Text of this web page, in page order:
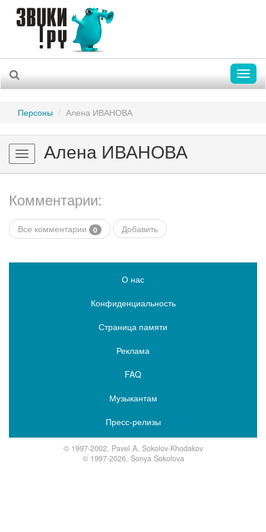
Персоны Алена ИВАНОВА
Toggle
navigation
Алена ИВАНОВА
Комментарии:
Все комментарии 0 Добавить
О нас
Конфиденциальность
Страница памяти
Реклама
FAQ
Музыкантам
Пресс-релизы
© 1997-2002, Pavel A. Sokolov-Khodakov
© 1997-2026, Sonya Sokolova